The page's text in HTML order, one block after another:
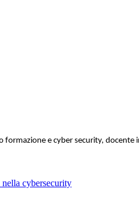
formazione e cyber security,
cybersecurity